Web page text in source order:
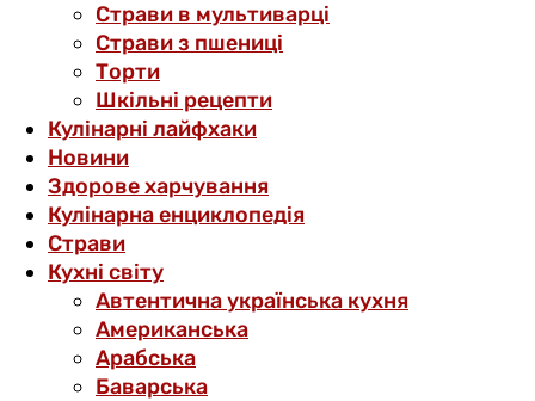
Страви в мультиварці
Страви з пшениці
Торти
Шкільні рецепти
Кулінарні лайфхаки
Новини
Здорове харчування
Кулінарна енциклопедія
Страви
Кухні світу
Автентична українська кухня
Американська
Арабська
Баварська